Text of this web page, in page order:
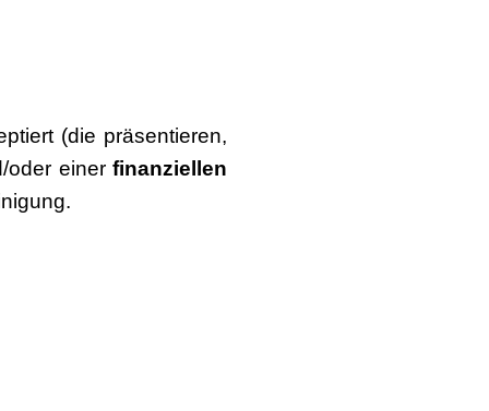
(die präsentieren,
oder einer finanziellen